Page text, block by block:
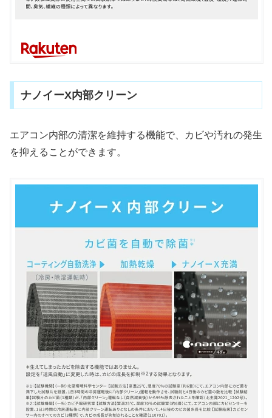
ナノイーX内部クリーン
エアコン内部の清潔を維持する機能で、カビや汚れの発生
を抑えることができます。